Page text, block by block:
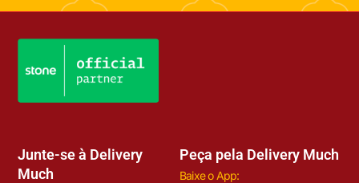
Junte-se à Delivery
Much
Peça pela Delivery Much
Baixe o App: